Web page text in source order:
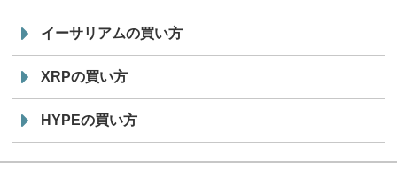
イーサリアムの買い方
XRPの買い方
HYPEの買い方